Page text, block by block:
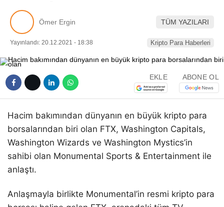
Ömer Ergin TÜM YAZILARI
Yayınlandı: 20.12.2021 - 18:38 Kripto Para Haberleri
EKLE ABONE OL
Hacim bakımından dünyanın en büyük kripto para
borsalarından biri olan FTX, Washington Capitals,
Washington Wizards ve Washington Mystics’in
sahibi olan Monumental Sports & Entertainment ile
anlaştı.
Anlaşmayla birlikte Monumental’in resmi kripto para